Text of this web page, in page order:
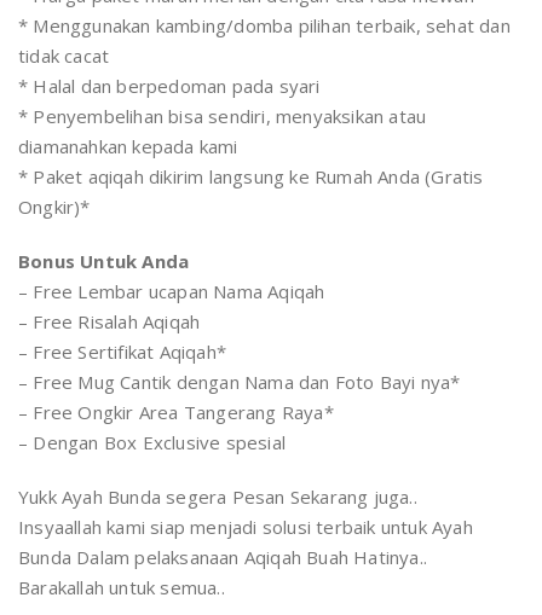
* Menggunakan kambing/domba pilihan terbaik, sehat dan
tidak cacat
* Halal dan berpedoman pada syari
* Penyembelihan bisa sendiri, menyaksikan atau
diamanahkan kepada kami
* Paket aqiqah dikirim langsung ke Rumah Anda (Gratis
Ongkir)*
Bonus Untuk Anda
– Free Lembar ucapan Nama Aqiqah
– Free Risalah Aqiqah
– Free Sertifikat Aqiqah*
– Free Mug Cantik dengan Nama dan Foto Bayi nya*
– Free Ongkir Area Tangerang Raya*
– Dengan Box Exclusive spesial
Yukk Ayah Bunda segera Pesan Sekarang juga..
Insyaallah kami siap menjadi solusi terbaik untuk Ayah
Bunda Dalam pelaksanaan Aqiqah Buah Hatinya..
Barakallah untuk semua..